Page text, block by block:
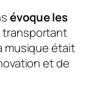
évoque les
transportant
musique était
et de